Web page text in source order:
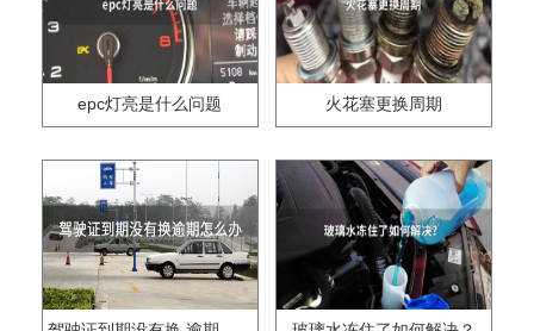
epc灯亮是什么问题 火花塞更换周期